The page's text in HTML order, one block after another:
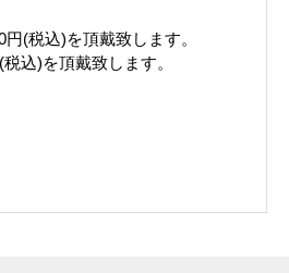
円(税込)を頂戴致します。
込)を頂戴致します。